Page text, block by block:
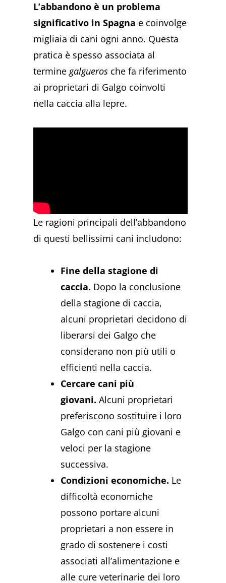
L’abbandono è un problema
significativo in Spagna e coinvolge
migliaia di cani ogni anno. Questa
pratica è spesso associata al
terminegalgueros che fa riferimento
ai proprietari di Galgo coinvolti
nella caccia alla lepre.
Le ragioni principali dell’abbandono
di questi bellissimi cani includono:
Fine della stagione di
caccia. Dopo la conclusione
della stagione di caccia,
alcuni proprietari decidono di
liberarsi dei Galgo che
considerano non più utili o
efficienti nella caccia.
Cercare cani più
giovani. Alcuni proprietari
preferiscono sostituire i loro
Galgo con cani più giovani e
veloci per la stagione
successiva.
Condizioni economiche. Le
difficoltà economiche
possono portare alcuni
proprietari a non essere in
grado di sostenere i costi
associati all’alimentazione e
alle cure veterinarie dei loro